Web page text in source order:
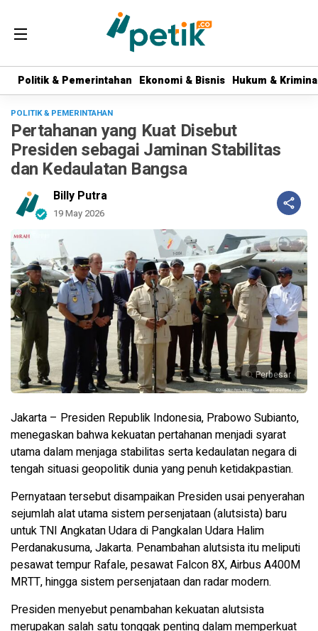
Politik & Pemerintahan Ekonomi & Bisnis Hukum &
Politik & Pemerintahan Ekonomi & Bisnis Hukum &
POLITIK & PEMERINTAHAN
Pertahanan yang Kuat Disebut
Presiden sebagai Jaminan Stabilitas
dan Kedaulatan Bangsa
Billy Putra
19 May 2026
Perbesar
Jakarta – Presiden Republik Indonesia, Prabowo Subianto,
menegaskan bahwa kekuatan pertahanan menjadi syarat
utama dalam menjaga stabilitas serta kedaulatan negara di
tengah situasi geopolitik dunia yang penuh ketidakpastian.
Pernyataan tersebut disampaikan Presiden usai penyerahan
sejumlah alat utama sistem persenjataan (alutsista) baru
untuk TNI Angkatan Udara di Pangkalan Udara Halim
Perdanakusuma, Jakarta. Penambahan alutsista itu meliputi
pesawat tempur Rafale, pesawat Falcon 8X, Airbus A400M
MRTT, hingga sistem persenjataan dan radar modern.
Presiden menyebut penambahan kekuatan alutsista
merupakan salah satu tonggak penting dalam memperkuat